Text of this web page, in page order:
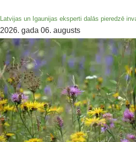
Latvijas un Igaunijas eksperti dalās pieredzē
2026. gada 06. augusts